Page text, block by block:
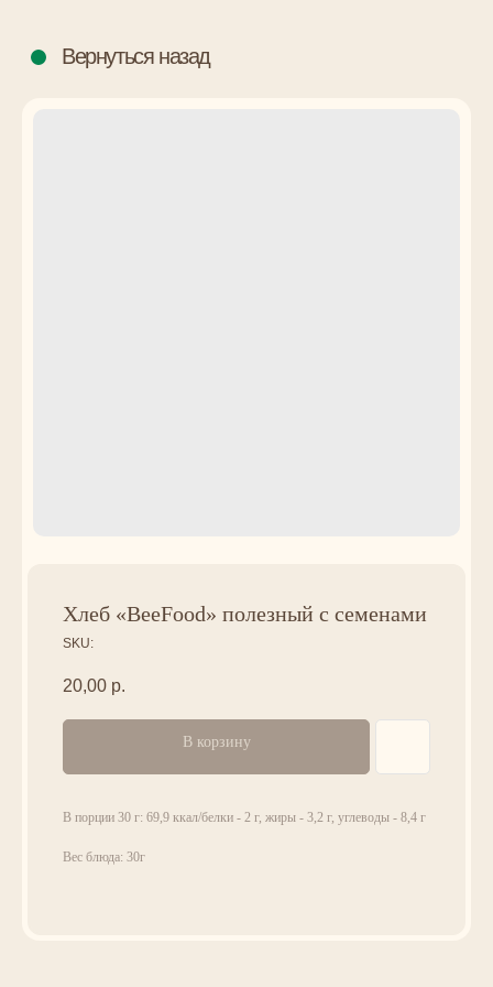
Хлеб «BeeFood» полезный с семенами
SKU:
20,00 р.
В корзину
В порции 30 г: 69,9 ккал/белки - 2 г, жиры - 3,2 г, углеводы - 8,4 г
Вес блюда: 30г